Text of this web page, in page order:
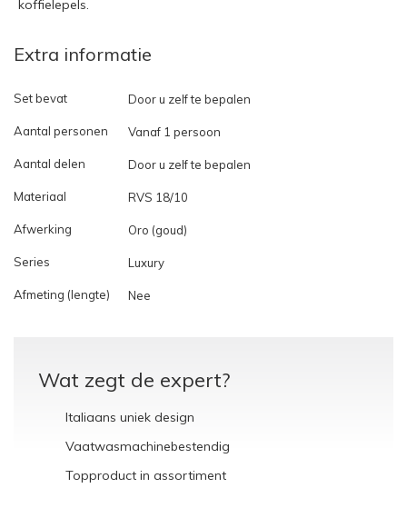
koffielepels.
Extra informatie
Set bevat Door u zelf te bepalen
Aantal personen Vanaf 1 persoon
Aantal delen Door u zelf te bepalen
Materiaal RVS 18/10
Afwerking Oro (goud)
Series Luxury
Afmeting (lengte) Nee
Wat zegt de expert?
Italiaans uniek design
Vaatwasmachinebestendig
Topproduct in assortiment